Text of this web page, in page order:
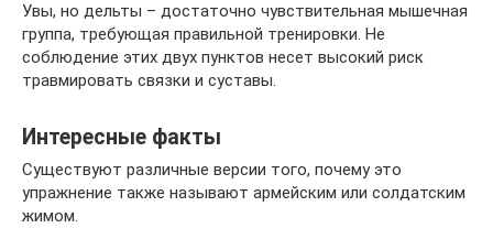
Увы, но дельты – достаточно чувствительная мышечная
группа, требующая правильной тренировки. Не
соблюдение этих двух пунктов несет высокий риск
травмировать связки и суставы.
Интересные факты
Существуют различные версии того, почему это
упражнение также называют армейским или солдатским
жимом.